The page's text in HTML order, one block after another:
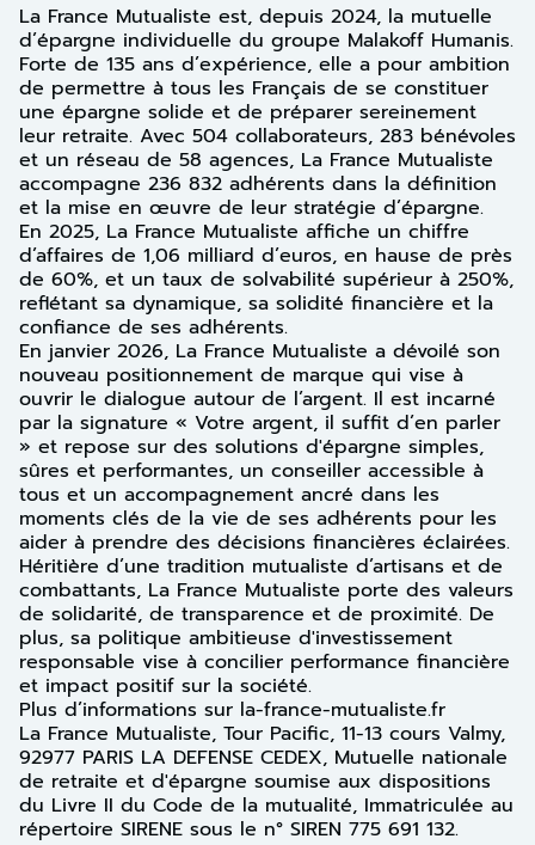
La France Mutualiste est, depuis 2024, la mutuelle
d’épargne individuelle du groupe Malakoff Humanis.
Forte de 135 ans d’expérience, elle a pour ambition
de permettre à tous les Français de se constituer
une épargne solide et de préparer sereinement
leur retraite. Avec 504 collaborateurs, 283 bénévoles
et un réseau de 58 agences, La France Mutualiste
accompagne 236 832 adhérents dans la définition
et la mise en œuvre de leur stratégie d’épargne.
En 2025, La France Mutualiste affiche un chiffre
d’affaires de 1,06 milliard d’euros, en hause de près
de 60%, et un taux de solvabilité supérieur à 250%,
reflétant sa dynamique, sa solidité financière et la
confiance de ses adhérents.
En janvier 2026, La France Mutualiste a dévoilé son
nouveau positionnement de marque qui vise à
ouvrir le dialogue autour de l’argent. Il est incarné
par la signature « Votre argent, il suffit d’en parler
» et repose sur des solutions d'épargne simples,
sûres et performantes, un conseiller accessible à
tous et un accompagnement ancré dans les
moments clés de la vie de ses adhérents pour les
aider à prendre des décisions financières éclairées.
Héritière d’une tradition mutualiste d’artisans et de
combattants, La France Mutualiste porte des valeurs
de solidarité, de transparence et de proximité. De
plus, sa politique ambitieuse d'investissement
responsable vise à concilier performance financière
et impact positif sur la société.
Plus d’informations sur la-france-mutualiste.fr
La France Mutualiste, Tour Pacific, 11-13 cours Valmy,
92977 PARIS LA DEFENSE CEDEX, Mutuelle nationale
de retraite et d'épargne soumise aux dispositions
du Livre II du Code de la mutualité, Immatriculée au
répertoire SIRENE sous le n° SIREN 775 691 132.